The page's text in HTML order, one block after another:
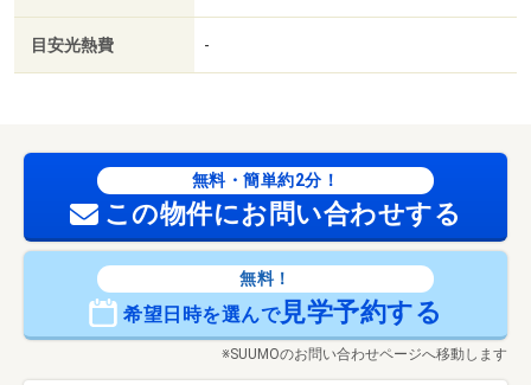
目安光熱費 -
無料・簡単約2分！
この物件にお問い合わせする
無料！
希望日時を選んで見学予約する
※SUUMOのお問い合わせページへ移動します